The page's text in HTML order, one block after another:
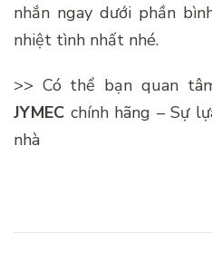
nhắn ngay dưới phần
nhiệt tình nhất nhé.
>> Có thể bạn quan
JYMEC chính hãng – Sự
nhà